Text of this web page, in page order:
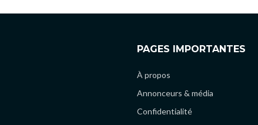
PAGES IMPORTANTES
À propos
Annonceurs & média
Confidentialité